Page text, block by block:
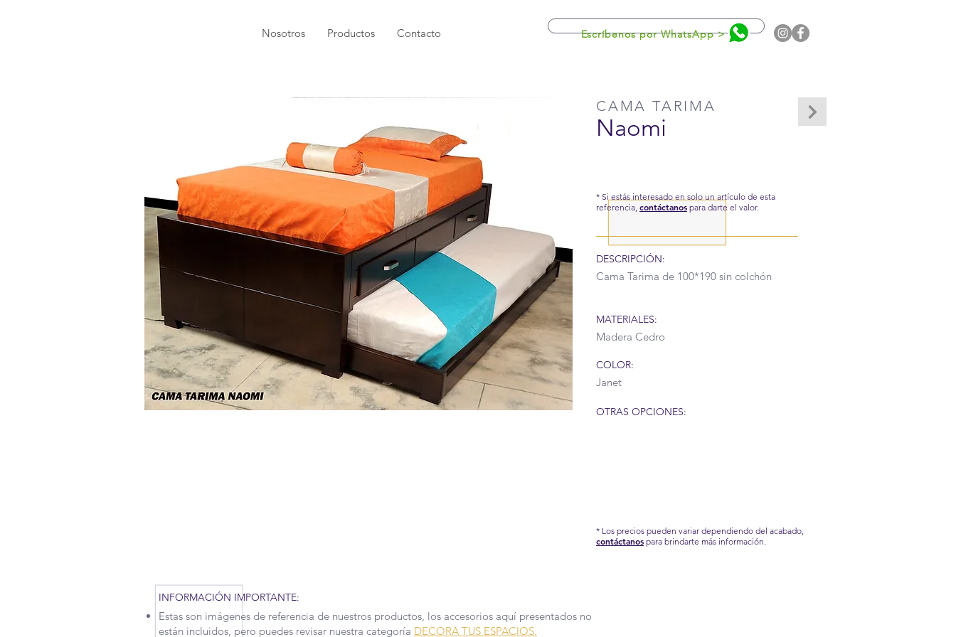
Nosotros Productos Contacto Escríbenos por WhatsApp >
CAMA TARIMA
Naomi
* Si estás interesado en solo un artículo de esta
referencia, contáctanos para darte el valor.
DESCRIPCIÓN:
Cama Tarima de 100*190 sin colchón
MATERIALES:
Madera Cedro
COLOR:
Janet
OTRAS OPCIONES:
* Los precios pueden variar dependiendo del acabado,
contáctanos para brindarte más información.
INFORMACIÓN IMPORTANTE:
Estas son imágenes de referencia de nuestros productos, los accesorios aquí presentados no
están incluidos, pero puedes revisar nuestra categoría DECORA TUS ESPACIOS.